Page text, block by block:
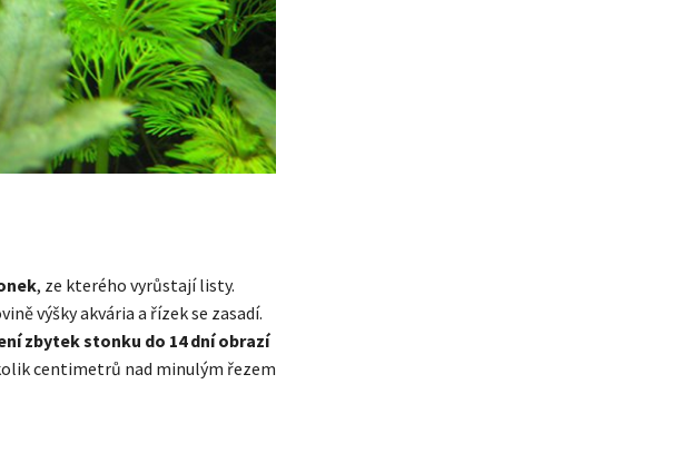
, ze kterého vyrůstají listy.
výšky akvária a řízek se zasadí.
zbytek stonku do 14 dní obrazí
centimetrů nad minulým řezem